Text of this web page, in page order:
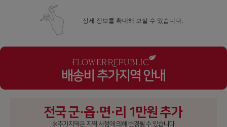
상세 정보를 확대해 보실 수 있습니다.